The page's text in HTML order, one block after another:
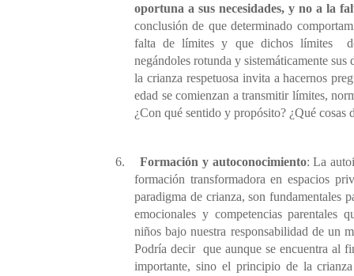
oportuna a sus necesidades, y no a la
conclusión de que determinado
falta de límites y que dichos límites
negándoles rotunda y sistemáticamente
la crianza respetuosa invita a hacernos
edad se comienzan a transmitir límites,
¿Con qué sentido y propósito? ¿Qué cosas
6. Formación y autoconocimiento: La
formación transformadora en espacios
paradigma de crianza, son fundamentales
emocionales y competencias parentales
niños bajo nuestra responsabilidad de un
Podría decir que aunque se encuentra al
importante, sino el principio de la